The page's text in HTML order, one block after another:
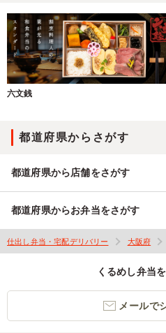
六文銭
都道府県からさがす
都道府県から店舗をさがす
都道府県からお弁当をさがす
仕出し弁当・宅配デリバリー 大阪府
くるめし弁当
メールで